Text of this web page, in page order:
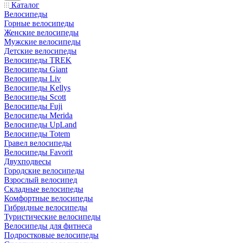
Каталог
Велосипеды
Горные велосипеды
Женские велосипеды
Мужские велосипеды
Детские велосипеды
Велосипеды TREK
Велосипеды Giant
Велосипеды Liv
Велосипеды Kellys
Велосипеды Scott
Велосипеды Fuji
Велосипеды Merida
Велосипеды UpLand
Велосипеды Totem
Гравел велосипеды
Велосипеды Favorit
Двухподвесы
Городские велосипеды
Взрослый велосипед
Складные велосипеды
Комфортные велосипеды
Гибридные велосипеды
Туристические велосипеды
Велосипеды для фитнеса
Подростковые велосипеды